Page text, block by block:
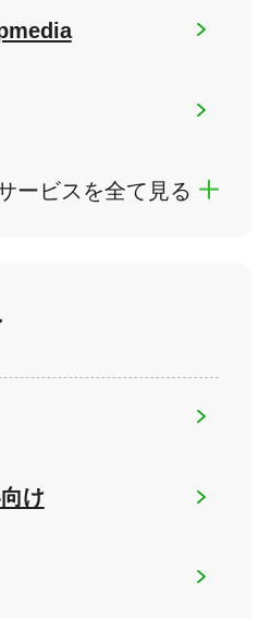
ービスを全て見る
け